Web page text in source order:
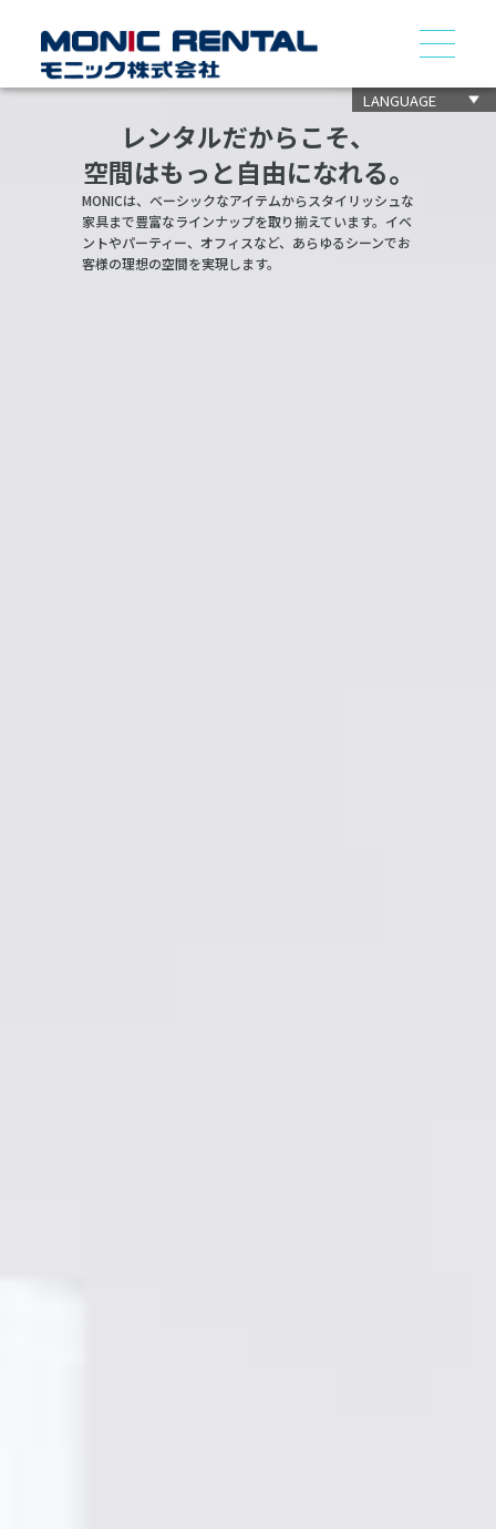
LANGUAGE
レンタルだからこそ、
空間はもっと自由になれる。
MONICは、ベーシックなアイテムからスタイリッシュな
家具まで豊富なラインナップを取り揃えています。イベ
ントやパーティー、オフィスなど、あらゆるシーンでお
客様の理想の空間を実現します。